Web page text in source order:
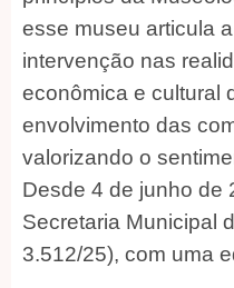
esse museu articula
intervenção nas
econômica e cultural
envolvimento das
valorizando o
Desde 4 de junho de
Secretaria Municipal
3.512/25), com uma